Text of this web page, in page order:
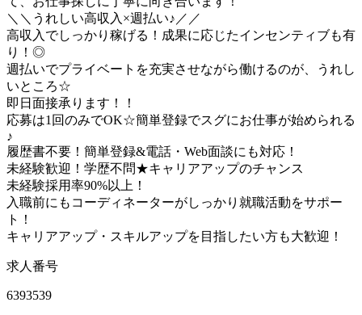
＼＼うれしい高収入×週払い♪／／
高収入でしっかり稼げる！成果に応じたインセンティブも有
り！◎
週払いでプライベートを充実させながら働けるのが、うれし
いところ☆
即日面接承ります！！
応募は1回のみでOK☆簡単登録でスグにお仕事が始められる
♪
履歴書不要！簡単登録&電話・Web面談にも対応！
未経験歓迎！学歴不問★キャリアアップのチャンス
未経験採用率90%以上！
入職前にもコーディネーターがしっかり就職活動をサポー
ト！
キャリアアップ・スキルアップを目指したい方も大歓迎！
求人番号
6393539